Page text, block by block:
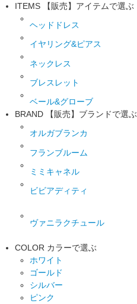
ITEMS 【販売】アイテムで選ぶ
ヘッドドレス
イヤリング&ピアス
ネックレス
ブレスレット
ベール&グローブ
BRAND
【販売】ブランドで選ぶ
オルガブランカ
フランブルーム
ミミキャネル
ビビアディティ
ヴァニラクチュール
COLOR カラーで選ぶ
ホワイト
ゴールド
シルバー
ピンク